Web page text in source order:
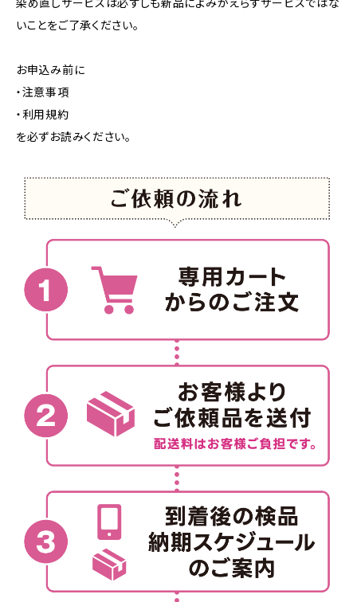
染め直しサービスは必ずしも新品によみがえらすサービスではな
いことをご了承ください。
お申込み前に
・注意事項
・利用規約
を必ずお読みください。